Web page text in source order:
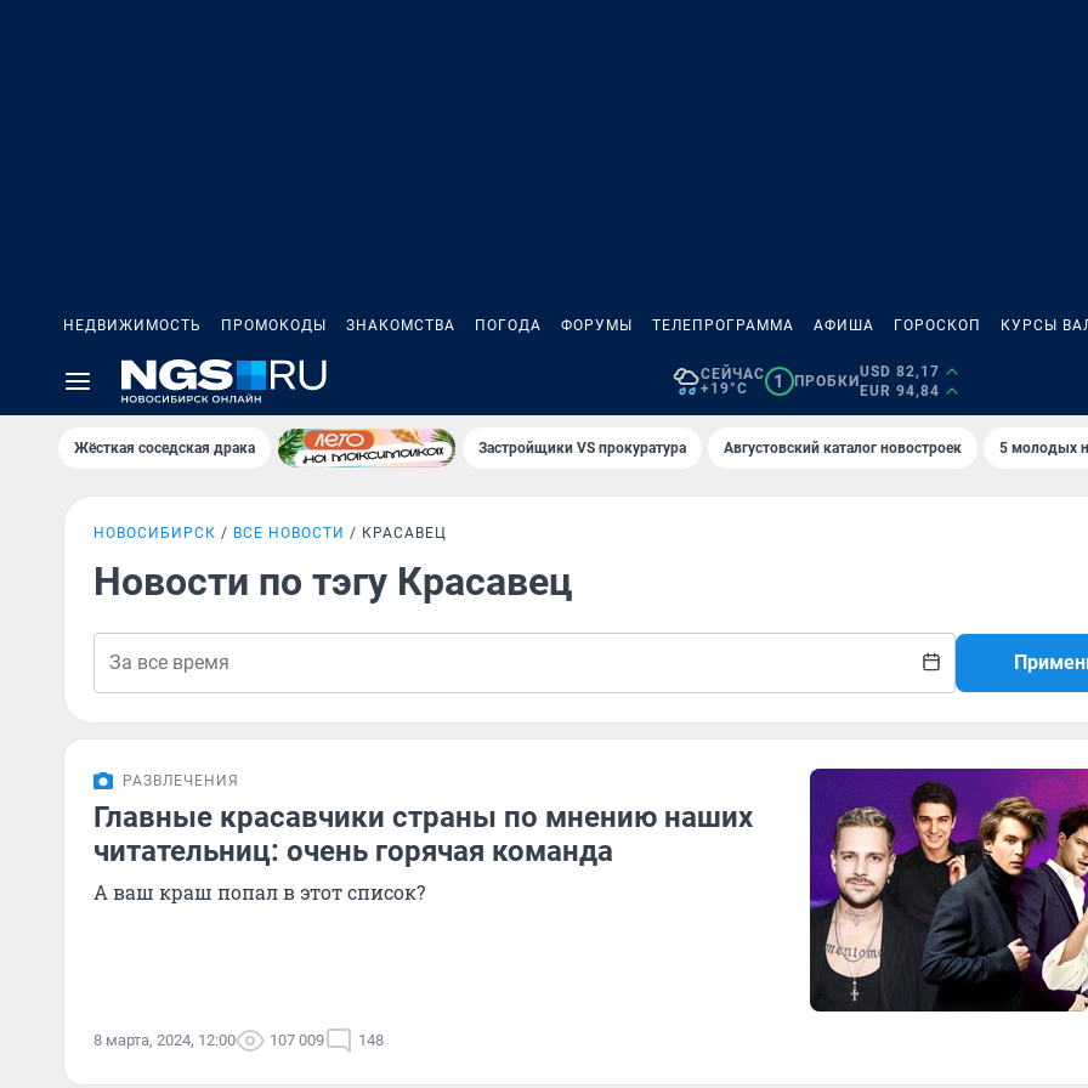
НЕДВИЖИМОСТЬ ПРОМОКОДЫ ЗНАКОМСТВА ПОГОДА ФОРУМЫ ТЕЛЕПРОГРАММА АФИША ГОРОСКОП КУРСЫ
СЕЙЧАС
+19°C
1 ПРОБКИ
USD 82,17
EUR 94,84
Жёсткая соседская драка Застройщики VS прокуратура Августовский каталог новостроек 5 молодых
НОВОСИБИРСК ВСЕ НОВОСТИ КРАСАВЕЦ
Новости по тэгу Красавец
РАЗВЛЕЧЕНИЯ
Главные красавчики страны по мнению наших
читательниц: очень горячая команда
А ваш краш попал в этот список?
8 марта, 2024, 12:00 107 009 148